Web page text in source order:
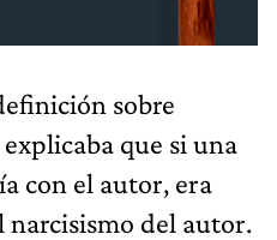
sobre
que si una
con el autor, era
del autor.